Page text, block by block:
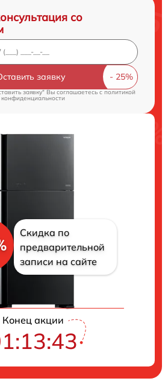
со
заявку
заявку" Вы соглашаетесь cполитикой
конфиденциальности
Скидка по
предварительной
записи на сайте
Конец акции